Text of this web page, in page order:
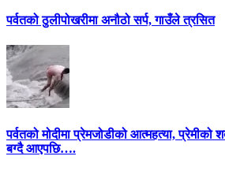
पर्वतको ठुलीपोखरीमा अनौठो सर्प, गाउँले त्रसित
पर्वतको मोदीमा प्रेमजोडीको आत्महत्या, प्रेमीको
बग्दै आएपछि….